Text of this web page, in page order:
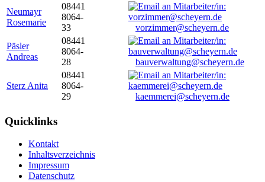
Neumayr
Rosemarie
08441
8064-
33
vorzimmer@scheyern.de
Päsler
Andreas
08441
8064-
28
bauverwaltung@scheyern.de
Sterz Anita
08441
8064-
29
kaemmerei@scheyern.de
Quicklinks
Kontakt
Inhaltsverzeichnis
Impressum
Datenschutz